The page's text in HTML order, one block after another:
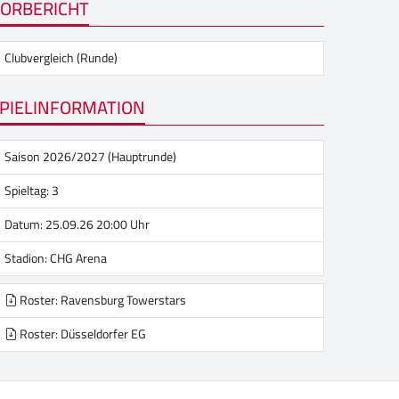
Clubvergleich (Runde)
Saison 2026/2027 (Hauptrunde)
Spieltag: 3
Datum: 25.09.26 20:00 Uhr
Stadion:CHG Arena
Roster: Ravensburg Towerstars
Roster: Düsseldorfer EG